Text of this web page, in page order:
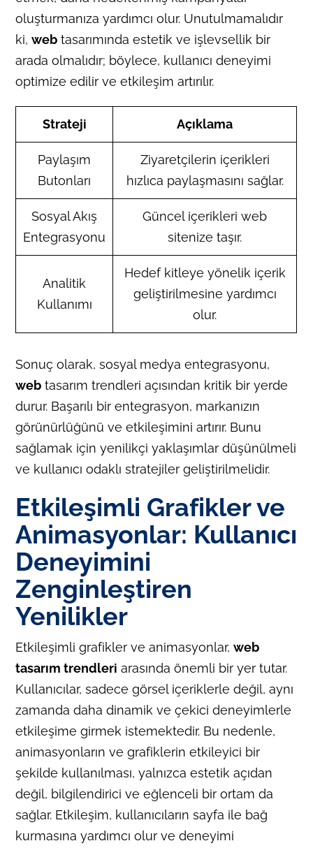
oluşturmanıza yardımcı olur. Unutulmamalıdır
ki,web tasarımında estetik ve işlevsellik bir
arada olmalıdır; böylece, kullanıcı deneyimi
optimize edilir ve etkileşim artırılır.
Strateji Açıklama
Paylaşım
Butonları
Ziyaretçilerin içerikleri
hızlıca paylaşmasını sağlar.
Sosyal Akış
Entegrasyonu
Güncel içerikleri web
sitenize taşır.
Analitik
Kullanımı
Hedef kitleye yönelik içerik
geliştirilmesine yardımcı
olur.
Sonuç olarak, sosyal medya entegrasyonu,
web tasarım trendleri açısından kritik bir yerde
durur. Başarılı bir entegrasyon, markanızın
görünürlüğünü ve etkileşimini artırır. Bunu
sağlamak için yenilikçi yaklaşımlar düşünülmeli
ve kullanıcı odaklı stratejiler geliştirilmelidir.
Etkileşimli Grafikler ve
Animasyonlar: Kullanıcı
Deneyimini
Zenginleştiren
Yenilikler
Etkileşimli grafikler ve animasyonlar,web
tasarım trendleri arasında önemli bir yer tutar.
Kullanıcılar, sadece görsel içeriklerle değil, aynı
zamanda daha dinamik ve çekici deneyimlerle
etkileşime girmek istemektedir. Bu nedenle,
animasyonların ve grafiklerin etkileyici bir
şekilde kullanılması, yalnızca estetik açıdan
değil, bilgilendirici ve eğlenceli bir ortam da
sağlar. Etkileşim, kullanıcıların sayfa ile bağ
kurmasına yardımcı olur ve deneyimi